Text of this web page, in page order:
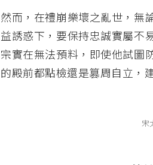
然而，在禮崩樂壞之亂世，無
益誘惑下，要保持忠誠實屬不
宗實在無法預料，即使他試圖
的殿前都點檢還是篡周自立，
宋